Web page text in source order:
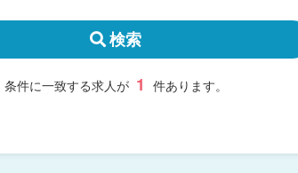
検索
条件に一致する求人が 1 件あります。